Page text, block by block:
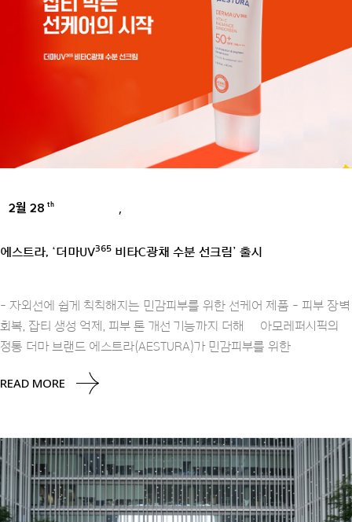
2월 28 th ,
에스트라, ‘더마UV365 비타C광채 수분 선크림’ 출시
- 자외선에 쉽게 칙칙해지는 민감피부를 위한 선케어 제품 - 피부 장벽
회복, 잡티 생성 억제, 피부 톤 개선 기능까지 더해 아모레퍼시픽의
정통 더마 브랜드 에스트라(AESTURA)가 민감피부를 위한
READ MORE